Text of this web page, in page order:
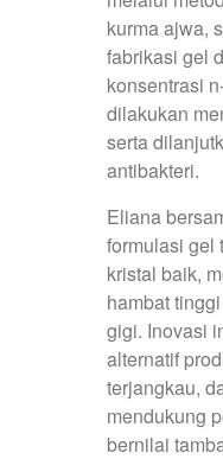
kurma ajwa,
fabrikasi gel
konsentrasi
dilakukan
serta
antibakteri.
Eliana
formulasi gel
kristal baik,
hambat
gigi. Inovasi
alternatif
terjangkau,
mendukung
bernilai